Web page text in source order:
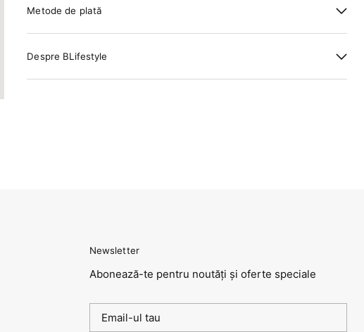
Metode de plată
Despre BLifestyle
Newsletter
Abonează-te pentru noutăți și oferte speciale